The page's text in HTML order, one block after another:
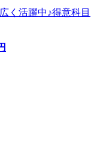
く活躍中♪得意科目